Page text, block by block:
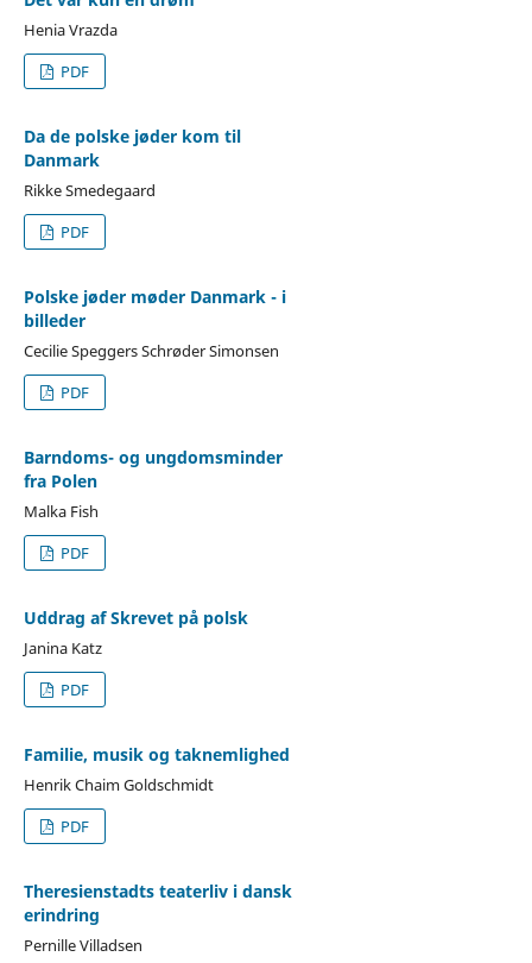
Henia Vrazda
PDF
Da de polske jøder kom til
Danmark
Rikke Smedegaard
PDF
Polske jøder møder Danmark - i
billeder
Cecilie Speggers Schrøder Simonsen
PDF
Barndoms- og ungdomsminder
fra Polen
Malka Fish
PDF
Uddrag af Skrevet på polsk
Janina Katz
PDF
Familie, musik og taknemlighed
Henrik Chaim Goldschmidt
PDF
Theresienstadts teaterliv i dansk
erindring
Pernille Villadsen